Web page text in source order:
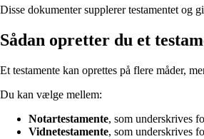
Disse dokumenter supplerer testamentet og
Sådan opretter du et
Et testamente kan oprettes på flere måder,
Du kan vælge mellem:
Notartestamente, som underskrives
Vidnetestamente, som underskrives